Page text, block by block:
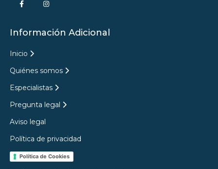
Información Adicional
Inicio
Quiénes somos
Especialistas
Pregunta legal
Aviso legal
Política de privacidad
Política de Cookies